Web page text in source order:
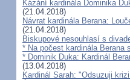
Kázání kardinála Dominika
(21.04.2018)
Návrat kardinála Berana:
(21.04.2018)
Biskupové nesouhlasí s
* Na počest kardinála
* Dominik Duka: Kardinál
(13.04.2018)
Kardinál Sarah: "Odsuzuji